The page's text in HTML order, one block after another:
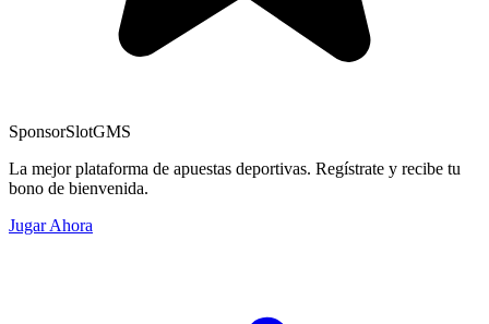
SponsorSlotGMS
La mejor plataforma de apuestas deportivas. Regístrate y recibe tu
bono de bienvenida.
Jugar Ahora